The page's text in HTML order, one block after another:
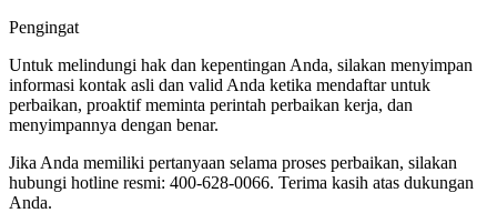
Pengingat
Untuk melindungi hak dan kepentingan Anda, silakan menyimpan
informasi kontak asli dan valid Anda ketika mendaftar untuk
perbaikan, proaktif meminta perintah perbaikan kerja, dan
menyimpannya dengan benar.
Jika Anda memiliki pertanyaan selama proses perbaikan, silakan
hubungi hotline resmi: 400-628-0066. Terima kasih atas dukungan
Anda.